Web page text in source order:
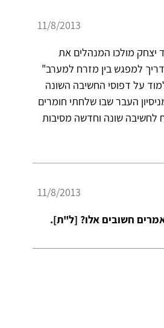
11/8/2013
יצחק מולכו המנהלים את
למפגש בין מזרח למערב"
על דפוסי החשיבה השונה
העבר שבו שלחתי חומרים
לחשיבה שונה וחדשה מסיבות
11/8/2013
חשובים אלו? [ל"ת].